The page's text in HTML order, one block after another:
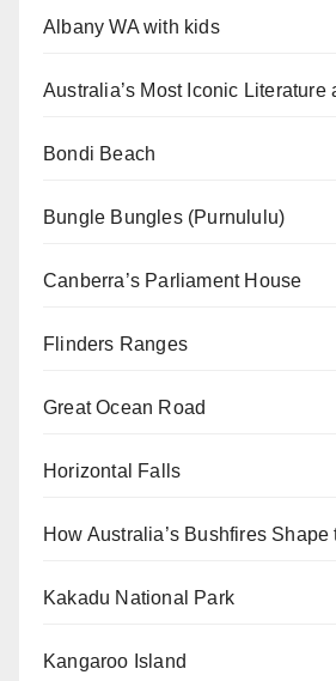
Albany WA with kids
Australia’s Most Iconic Literature
Bondi Beach
Bungle Bungles (Purnululu)
Canberra’s Parliament House
Flinders Ranges
Great Ocean Road
Horizontal Falls
How Australia’s Bushfires
Kakadu National Park
Kangaroo Island